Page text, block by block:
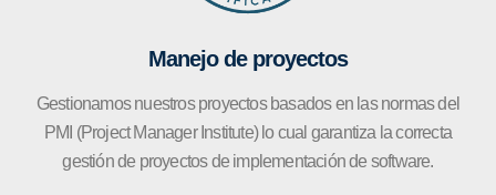
Manejo de proyectos
Gestionamos nuestros proyectos basados en las normas del
PMI (Project Manager Institute) lo cual garantiza la correcta
gestión de proyectos de implementación de software.